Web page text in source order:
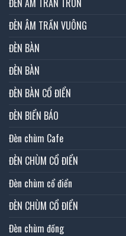
ĐÈN ÂM TRẦN VUÔNG
ĐÈN BÀN
ĐÈN BÀN
ĐÈN BÀN CỔ ĐIỂN
ĐÈN BIỂN BÁO
Đèn chùm Cafe
ĐÈN CHÙM CỔ ĐIỂN
Đèn chùm cổ điển
ĐÈN CHÙM CỔ ĐIỂN
Đèn chùm đồng